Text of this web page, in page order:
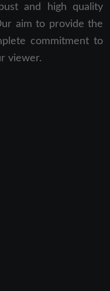
and high quality
aim to provide the
commitment to
viewer.